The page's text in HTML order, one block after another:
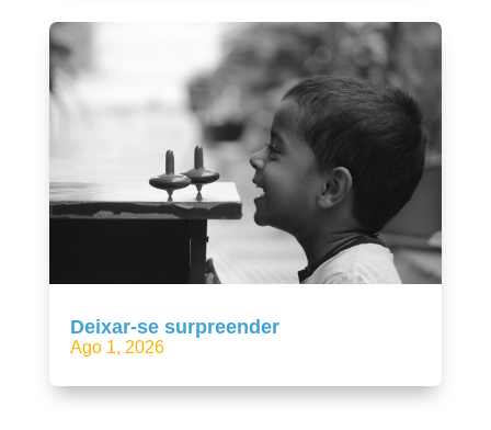
Deixar-se surpreender
Ago 1, 2026